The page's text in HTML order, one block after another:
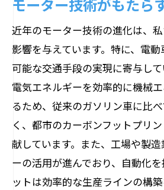
近年のモーター技術の進化は、
影響を与えています。特に、電
可能な交通手段の実現に寄与し
電気エネルギーを効率的に機械
るため、従来のガソリン車に比
く、都市のカーボンフットプリ
献しています。また、工場や製
ーの活用が進んでおり、自動化
ットは効率的な生産ラインの構